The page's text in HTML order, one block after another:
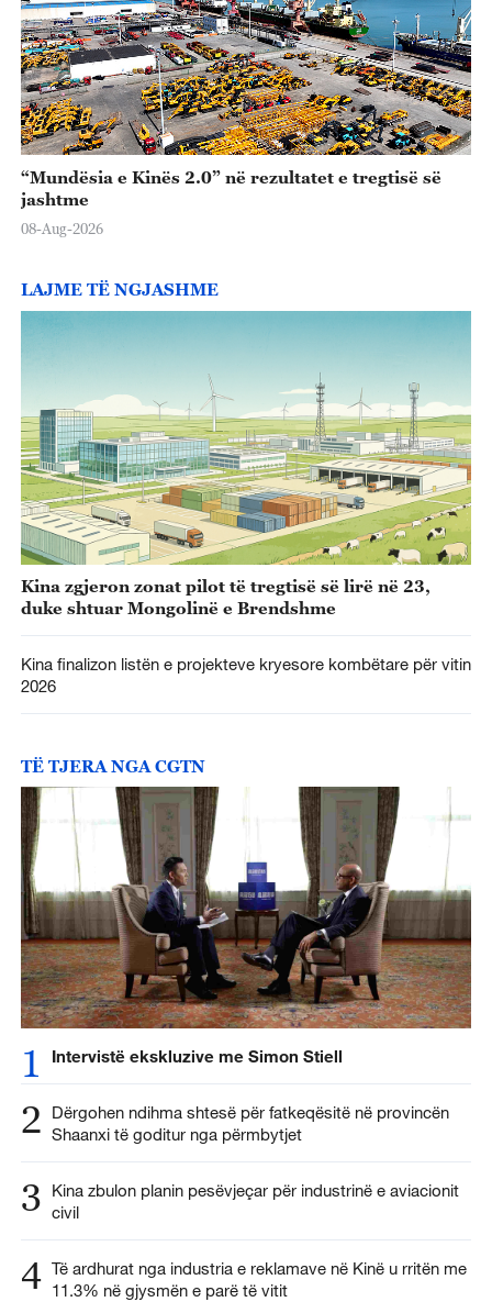
“Mundësia e Kinës 2.0” në rezultatet e tregtisë së
jashtme
08-Aug-2026
LAJME TË NGJASHME
Kina zgjeron zonat pilot të tregtisë së lirë në 23,
duke shtuar Mongolinë e Brendshme
Kina finalizon listën e projekteve kryesore kombëtare për vitin
2026
TË TJERA NGA CGTN
1 Intervistë ekskluzive me Simon Stiell
2
Dërgohen ndihma shtesë për fatkeqësitë në provincën
Shaanxi të goditur nga përmbytjet
3
Kina zbulon planin pesëvjeçar për industrinë e aviacionit
civil
4 Të ardhurat nga industria e reklamave në Kinë u rritën me
11.3% në gjysmën e parë të vitit